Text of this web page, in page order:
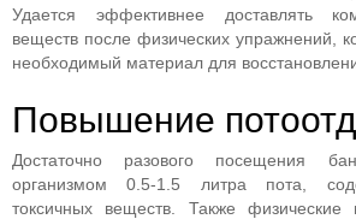
Удается эффективнее доставлять
веществ после физических упражнений,
необходимый материал для
Повышение
Достаточно разового посещения
организмом 0.5-1.5 литра пота,
токсичных веществ. Также физические